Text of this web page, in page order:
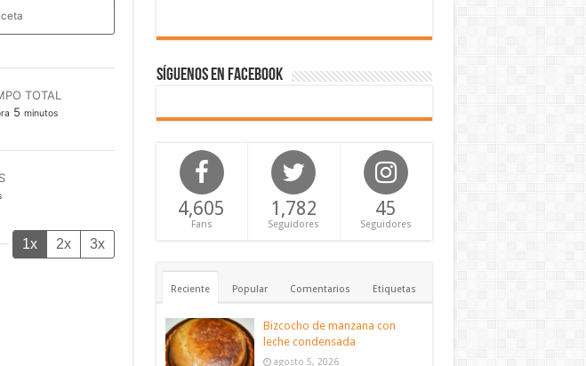
TOTAL
5minutos
minutos
1x 2x 3x
Síguenos en Facebook
4,605
Fans
1,782
Seguidores
45
Seguidores
Reciente Popular Comentarios Etiquetas
Bizcocho de manzana con
leche condensada
agosto 5, 2026